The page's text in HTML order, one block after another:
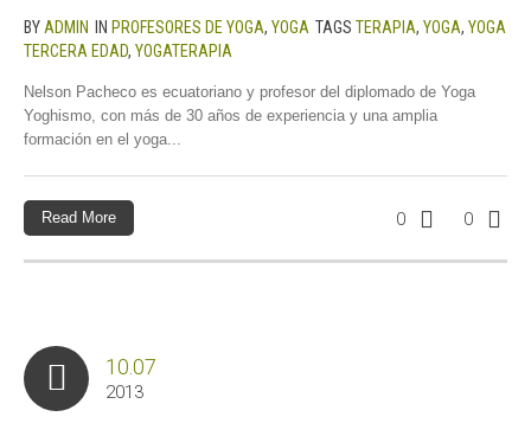
BY ADMIN IN PROFESORES DE YOGA, YOGA TAGS TERAPIA, YOGA, YOGA
TERCERA EDAD, YOGATERAPIA
Nelson Pacheco es ecuatoriano y profesor del diplomado de Yoga
Yoghismo, con más de 30 años de experiencia y una amplia
formación en el yoga...
0 0
Read More
10.07
2013